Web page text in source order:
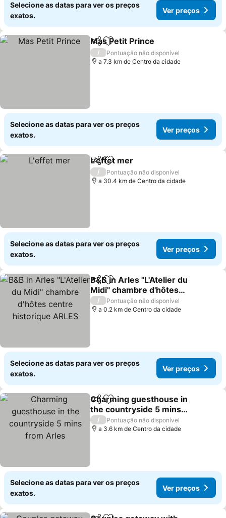
Selecione as datas para ver os preços
exatos.
Ver preços
PartilharAdicionar aos favoritos
Mas Petit Prince
/
Pontuação não disponível
a 7.3 km de Centro da cidade
Selecione as datas para ver os preços
exatos.
Ver preços
PartilharAdicionar aos favoritos
L'effet mer
/
Pontuação não disponível
a 30.4 km de Centro da cidade
Selecione as datas para ver os preços
exatos.
Ver preços
PartilharAdicionar aos favoritos
B&B in Arles "L'Atelier du
Midi" chambre d'hôtes
centre historique ARLES
Ver preços
/
Pontuação não disponível
a 0.2 km de Centro da cidade
Selecione as datas para ver os preços
exatos.
Ver preços
PartilharAdicionar aos favoritos
Charming guesthouse in
the countryside 5 mins
from Arles
Ver preços
/
Pontuação não disponível
a 3.6 km de Centro da cidade
Selecione as datas para ver os preços
exatos.
Ver preços